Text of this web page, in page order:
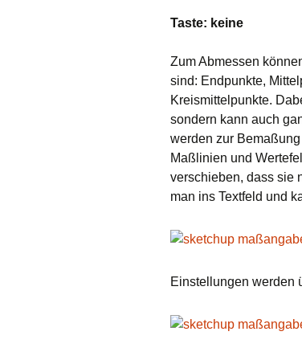
Rendern
Taste: keine
Zum Abmessen
sind: Endpunkte,
Kreismittelpunkte.
sondern kann auch
werden zur
Maßlinien und
verschieben, dass sie
man ins Textfeld und
Einstellungen werden